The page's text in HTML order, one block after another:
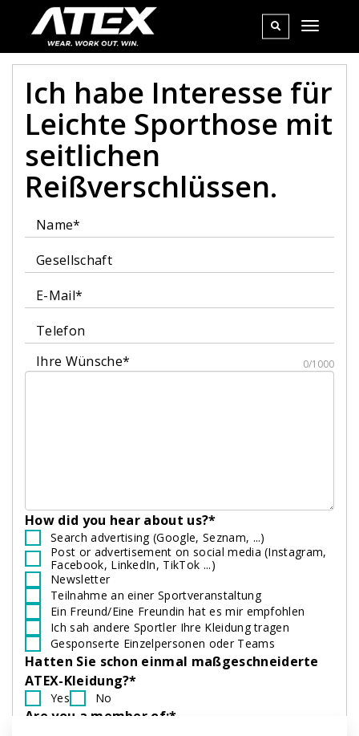
Ich habe Interesse für
Leichte Sporthose mit
seitlichen
Reißverschlüssen.
Name*
Gesellschaft
E-Mail*
Telefon
Ihre Wünsche*
0/1000
How did you hear about us?*
Search advertising (Google, Seznam, ...)
Post or advertisement on social media (Instagram,
Facebook, LinkedIn, TikTok ...)
Newsletter
Teilnahme an einer Sportveranstaltung
Ein Freund/Eine Freundin hat es mir empfohlen
Ich sah andere Sportler Ihre Kleidung tragen
Gesponserte Einzelpersonen oder Teams
Hatten Sie schon einmal maßgeschneiderte
ATEX-Kleidung?*
Yes No
Are you a member of:*